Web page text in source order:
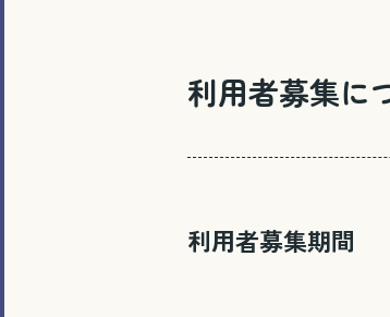
利用者募集に
利用者募集期間